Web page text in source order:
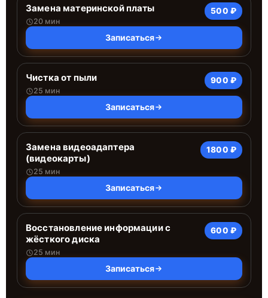
Замена материнской платы
20 мин
500 ₽
Записаться
Чистка от пыли
25 мин
900 ₽
Записаться
Замена видеоадаптера
(видеокарты)
25 мин
1800 ₽
Записаться
Восстановление информации с
жёсткого диска
25 мин
600 ₽
Записаться